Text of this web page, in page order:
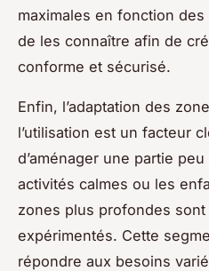
maximales en fonction
de les connaître afin de
conforme et sécurisé.
Enfin, l’adaptation des
l’utilisation est un facteur
d’aménager une partie
activités calmes ou les
zones plus profondes
expérimentés. Cette
répondre aux besoins